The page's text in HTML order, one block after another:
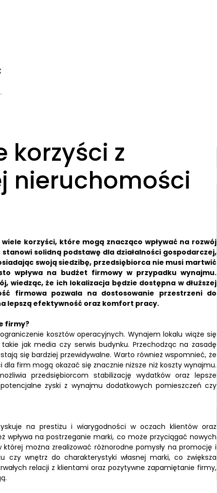
korzyści z
nieruchomości
korzyści, które mogą znacząco wpływać na rozwój
solidną podstawę dla działalności gospodarczej,
swoją siedzibę, przedsiębiorca nie musi martwić
wpływa na budżet firmowy w przypadku wynajmu.
wiedząc, że ich lokalizacja będzie dostępna w dłuższej
firmowa pozwala na dostosowanie przestrzeni do
lepszą efektywność oraz komfort pracy.
firmy?
kosztów operacyjnych. Wynajem lokalu wiąże się
jak media czy serwis budynku. Przechodząc na zasadę
się bardziej przewidywalne. Warto również wspomnieć, że
firm mogą okazać się znacznie niższe niż koszty wynajmu.
przedsiębiorcom stabilizację wydatków oraz lepsze
zyski z wynajmu dodatkowych pomieszczeń czy
na prestiżu i wiarygodności w oczach klientów oraz
wpływa na postrzeganie marki, co może przyciągać nowych
można zrealizować różnorodne pomysły na promocję i
czy wnętrz do charakterystyki własnej marki, co zwiększa
relacji z klientami oraz pozytywne zapamiętanie firmy,